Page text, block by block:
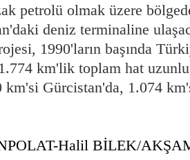
petrolü olmak üzere
deniz terminaline
1990'ların başında
km'lik toplam hat
km'si Gürcistan'da, 1.074
Halil BİLEK/